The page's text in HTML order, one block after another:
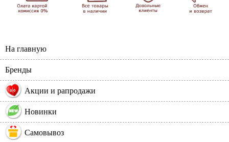
На главную
Бренды
% Акции и рапродажи
Новинки
Самовывоз